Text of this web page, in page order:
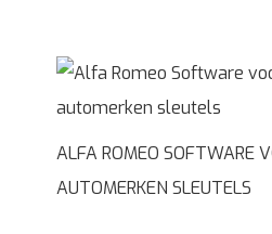
ALFA ROMEO SOFTWARE
AUTOMERKEN SLEUTELS